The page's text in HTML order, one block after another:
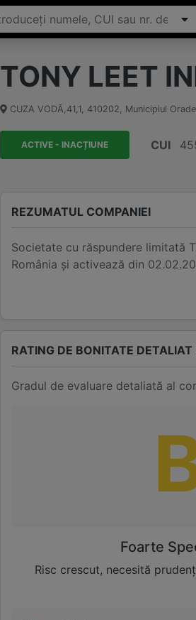
TONY LEET
CUZA VODĂ,41,1, 410202, Municipiul
ACTIVE - INACȚIUNE CUI
REZUMATUL COMPANIEI
Societate cu răspundere limitată
România și activează din
RATING DE BONITATE
Gradul de evaluare detaliată al
Foarte
Risc crescut, necesită